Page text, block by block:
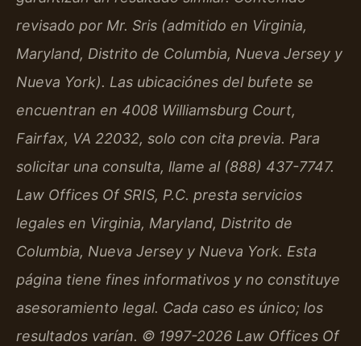
revisado por Mr. Sris (admitido en Virginia,
Maryland, Distrito de Columbia, Nueva Jersey y
Nueva York). Las ubicaciónes del bufete se
encuentran en 4008 Williamsburg Court,
Fairfax, VA 22032, solo con cita previa. Para
solicitar una consulta, llame al (888) 437-7747.
Law Offices Of SRIS, P.C. presta servicios
legales en Virginia, Maryland, Distrito de
Columbia, Nueva Jersey y Nueva York. Esta
página tiene fines informativos y no constituye
asesoramiento legal. Cada caso es único; los
resultados varían. © 1997-2026 Law Offices Of